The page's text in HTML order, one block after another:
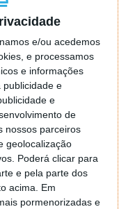
e/ou acedemos
e processamos
e informações
publicidade e
e
de
nossos parceiros
geolocalização
Poderá clicar para
e pela parte dos
acima. Em
pormenorizadas e
até 60
/ SDXC até 128
H.264)